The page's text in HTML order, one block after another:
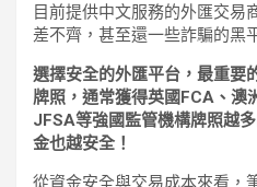
目前提供中文服務的外匯交易
差不齊，甚至還一些詐騙的黑
選擇安全的外匯平台，最重要
牌照，通常獲得英國FCA、澳
JFSA等強國監管機構牌照越
金也越安全！
從資金安全與交易成本來看，